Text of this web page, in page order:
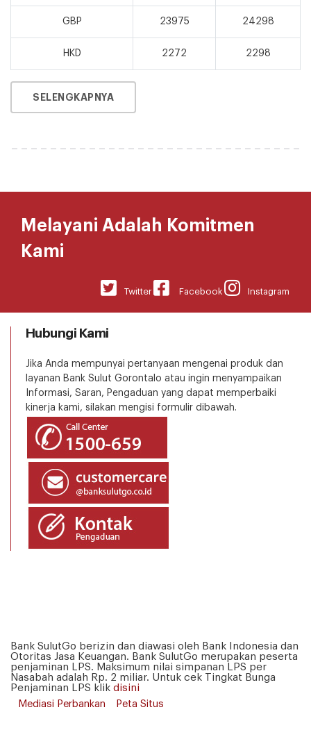
GBP 23975 24298
HKD 2272 2298
SELENGKAPNYA
Melayani Adalah Komitmen
Kami
Instagram
Facebook
Twitter
Hubungi Kami
Jika Anda mempunyai pertanyaan mengenai produk dan
layanan Bank Sulut Gorontalo atau ingin menyampaikan
Informasi, Saran, Pengaduan yang dapat memperbaiki
kinerja kami, silakan mengisi formulir dibawah.
Bank SulutGo berizin dan diawasi oleh Bank Indonesia dan
Otoritas Jasa Keuangan. Bank SulutGo merupakan peserta
penjaminan LPS. Maksimum nilai simpanan LPS per
Nasabah adalah Rp. 2 miliar. Untuk cek Tingkat Bunga
Penjaminan LPS klik disini
Mediasi Perbankan
Peta Situs